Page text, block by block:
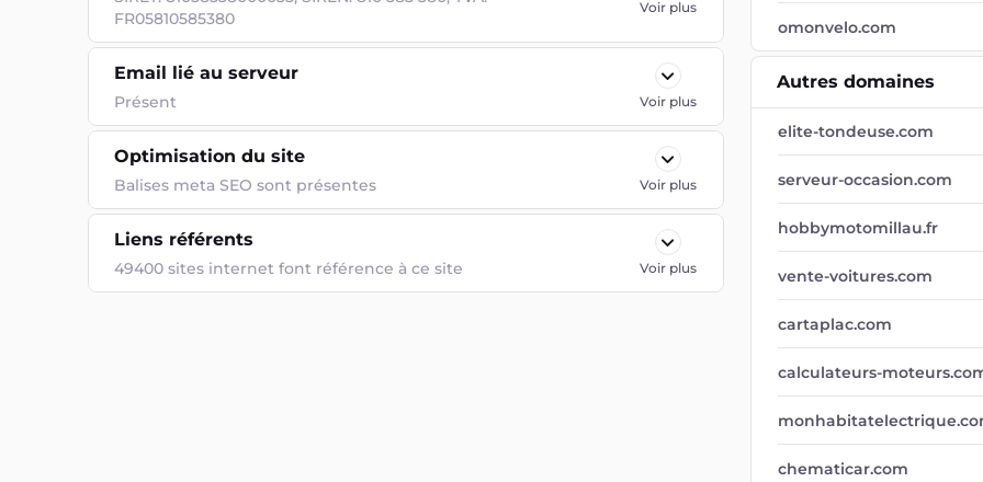
FR05810585380
Voir plus
Email lié au serveur
Présent Voir plus
Optimisation du site
Balises meta SEO sont présentes Voir plus
Liens référents
49400 sites internet font référence à ce site Voir plus
omonvelo.com
Autres domaines
elite-tondeuse.com
serveur-occasion.com
hobbymotomillau.fr
vente-voitures.com
cartaplac.com
calculateurs-
chematicar.com